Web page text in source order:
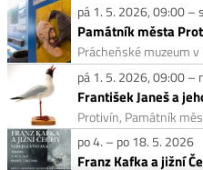
pá 1. 5. 2026, 09:00 –
Památník města
Prácheňské muzeum v
pá 1. 5. 2026, 09:00 –
František Janeš a
Protivín, Památník
po 4. – po 18. 5. 2026
Franz Kafka a jižní